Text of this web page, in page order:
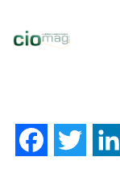
FacebookTwitter